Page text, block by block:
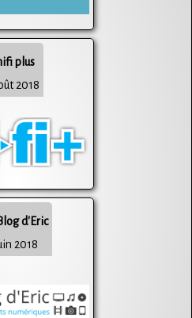
plus
2018
d'Eric
2018